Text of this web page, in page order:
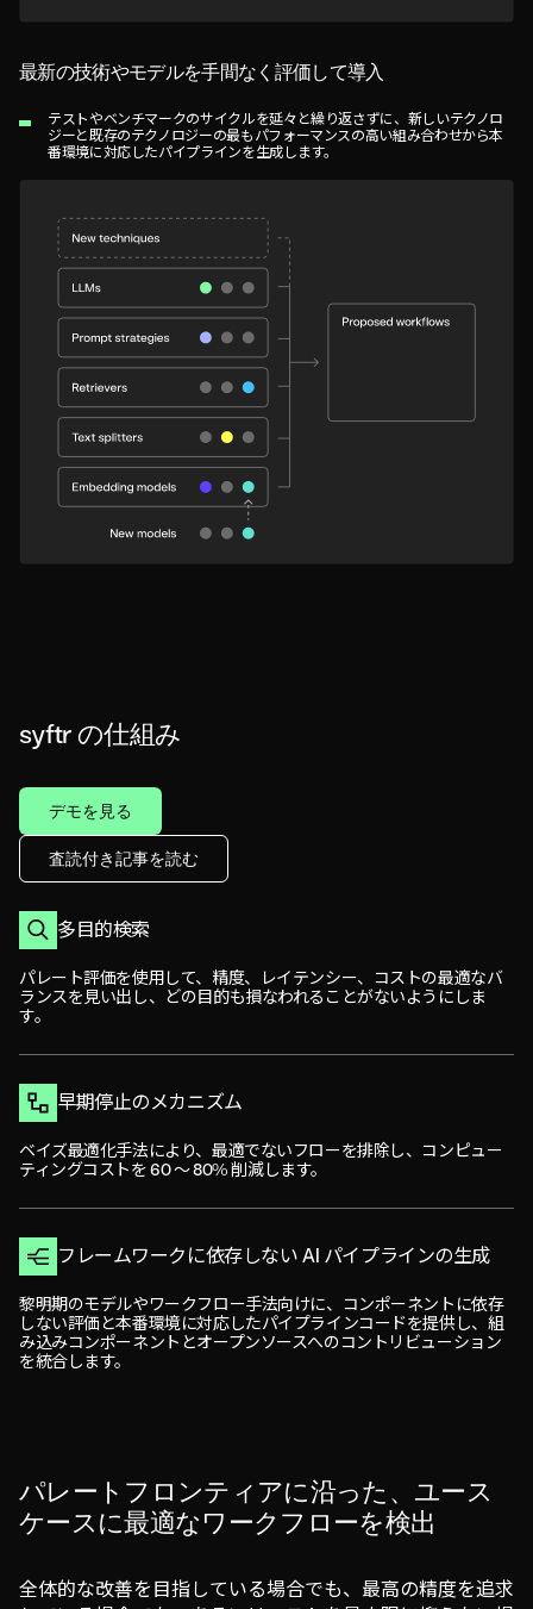
最新の技術やモデルを手間なく評価して導入
テストやベンチマークのサイクルを延々と繰り返さずに、新しいテクノロ
ジーと既存のテクノロジーの最もパフォーマンスの高い組み合わせから本
番環境に対応したパイプラインを生成します。
syftr の仕組み
デモを見る
査読付き記事を読む
多目的検索
パレート評価を使用して、精度、レイテンシー、コストの最適なバ
ランスを見い出し、どの目的も損なわれることがないようにしま
す。
早期停止のメカニズム
ベイズ最適化手法により、最適でないフローを排除し、コンピュー
ティングコストを 60 ～ 80% 削減します。
フレームワークに依存しない AI パイプラインの生成
黎明期のモデルやワークフロー手法向けに、コンポーネントに依存
しない評価と本番環境に対応したパイプラインコードを提供し、組
み込みコンポーネントとオープンソースへのコントリビューション
を統合します。
パレートフロンティアに沿った、ユース
ケースに最適なワークフローを検出
全体的な改善を目指している場合でも、最高の精度を追求